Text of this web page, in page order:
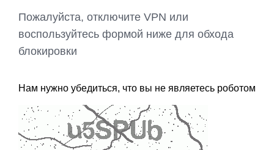
Пожалуйста, отключите VPN или
воспользуйтесь формой ниже для обхода
блокировки
Нам нужно убедиться, что вы не являетесь роботом